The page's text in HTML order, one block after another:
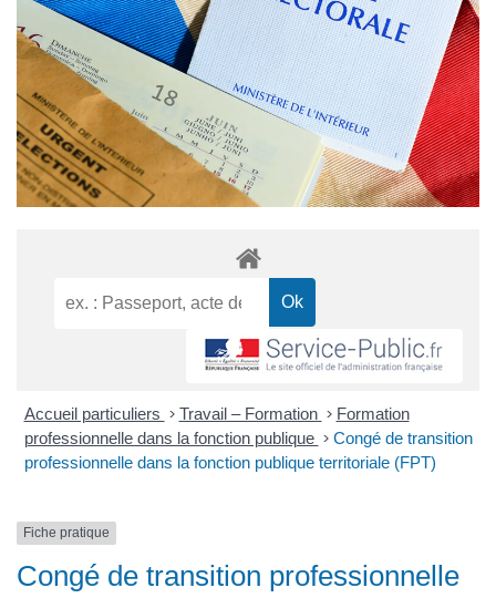
Accueil particuliers > Travail – Formation > Formation
professionnelle dans la fonction publique > Congé de transition
professionnelle dans la fonction publique territoriale (FPT)
Fiche pratique
Congé de transition professionnelle